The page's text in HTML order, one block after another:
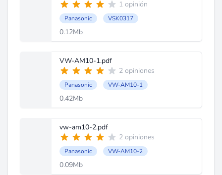
1 opinión
Panasonic VSK0317
0.12Mb
VW-AM10-1.pdf
2 opiniones
Panasonic VW-AM10-1
0.42Mb
vw-am10-2.pdf
2 opiniones
Panasonic VW-AM10-2
0.09Mb